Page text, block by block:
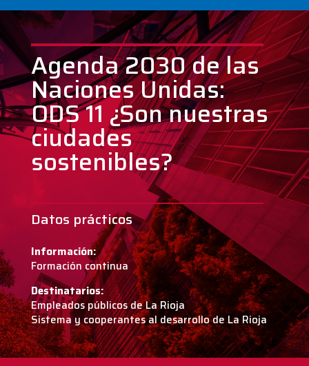
Agenda 2030 de las
Naciones Unidas:
ODS 11 ¿Son nuestras
ciudades
sostenibles?
Datos prácticos
Información:
Formación continua
Destinatarios:
Empleados públicos de La Rioja
Sistema y cooperantes al desarrollo de La Rioja